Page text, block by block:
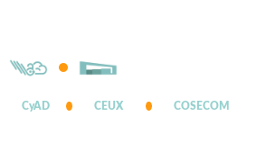
CyAD CEUX COSECOM